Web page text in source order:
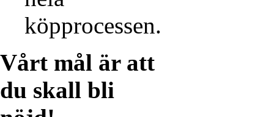
köpprocessen.
Vårt mål är att
du skall bli